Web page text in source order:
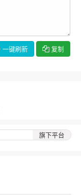
一键刷新 复制
旗下平台